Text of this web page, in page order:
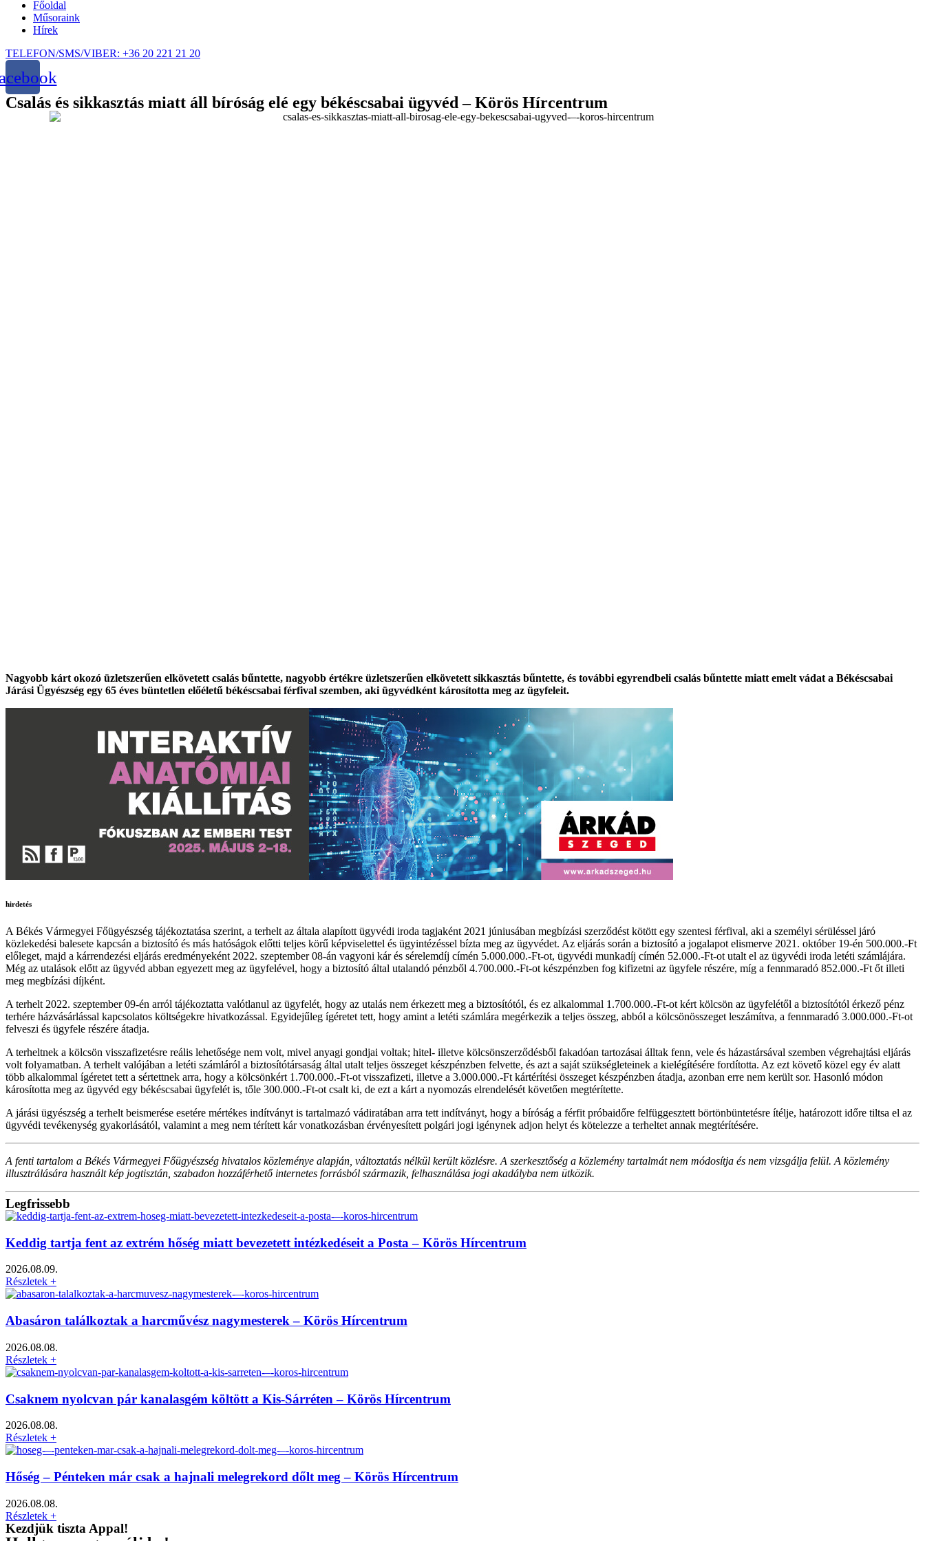
Főoldal
Műsoraink
Hírek
TELEFON/SMS/VIBER: +36 20 221 21 20
Csalás és sikkasztás miatt áll bíróság elé egy békéscsabai ügyvéd – Körös Hírcentrum
Nagyobb kárt okozó üzletszerűen elkövetett csalás bűntette, nagyobb értékre üzletszerűen elkövetett sikkasztás bűntette, és további egyrendbeli csalás bűntette miatt emelt vádat a Békéscsabai
Járási Ügyészség egy 65 éves büntetlen előéletű békéscsabai férfival szemben, aki ügyvédként károsította meg az ügyfeleit.
hirdetés
A Békés Vármegyei Főügyészség tájékoztatása szerint, a terhelt az általa alapított ügyvédi iroda tagjaként 2021 júniusában megbízási szerződést kötött egy szentesi férfival, aki a személyi sérüléssel járó
közlekedési balesete kapcsán a biztosító és más hatóságok előtti teljes körű képviselettel és ügyintézéssel bízta meg az ügyvédet. Az eljárás során a biztosító a jogalapot elismerve 2021. október 19-én 500.000.-Ft
előleget, majd a kárrendezési eljárás eredményeként 2022. szeptember 08-án vagyoni kár és sérelemdíj címén 5.000.000.-Ft-ot, ügyvédi munkadíj címén 52.000.-Ft-ot utalt el az ügyvédi iroda letéti számlájára.
Még az utalások előtt az ügyvéd abban egyezett meg az ügyfelével, hogy a biztosító által utalandó pénzből 4.700.000.-Ft-ot készpénzben fog kifizetni az ügyfele részére, míg a fennmaradó 852.000.-Ft őt illeti
meg megbízási díjként.
A terhelt 2022. szeptember 09-én arról tájékoztatta valótlanul az ügyfelét, hogy az utalás nem érkezett meg a biztosítótól, és ez alkalommal 1.700.000.-Ft-ot kért kölcsön az ügyfelétől a biztosítótól érkező pénz
terhére házvásárlással kapcsolatos költségekre hivatkozással. Egyidejűleg ígéretet tett, hogy amint a letéti számlára megérkezik a teljes összeg, abból a kölcsönösszeget leszámítva, a fennmaradó 3.000.000.-Ft-ot
felveszi és ügyfele részére átadja.
A terheltnek a kölcsön visszafizetésre reális lehetősége nem volt, mivel anyagi gondjai voltak; hitel- illetve kölcsönszerződésből fakadóan tartozásai álltak fenn, vele és házastársával szemben végrehajtási eljárás
volt folyamatban. A terhelt valójában a letéti számláról a biztosítótársaság által utalt teljes összeget készpénzben felvette, és azt a saját szükségleteinek a kielégítésére fordította. Az ezt követő közel egy év alatt
több alkalommal ígéretet tett a sértettnek arra, hogy a kölcsönkért 1.700.000.-Ft-ot visszafizeti, illetve a 3.000.000.-Ft kártérítési összeget készpénzben átadja, azonban erre nem került sor. Hasonló módon
károsította meg az ügyvéd egy békéscsabai ügyfelét is, tőle 300.000.-Ft-ot csalt ki, de ezt a kárt a nyomozás elrendelését követően megtérítette.
A járási ügyészség a terhelt beismerése esetére mértékes indítványt is tartalmazó vádiratában arra tett indítványt, hogy a bíróság a férfit próbaidőre felfüggesztett börtönbüntetésre ítélje, határozott időre tiltsa el az
ügyvédi tevékenység gyakorlásától, valamint a meg nem térített kár vonatkozásban érvényesített polgári jogi igénynek adjon helyt és kötelezze a terheltet annak megtérítésére.
A fenti tartalom a Békés Vármegyei Főügyészség hivatalos közleménye alapján, változtatás nélkül került közlésre. A szerkesztőség a közlemény tartalmát nem módosítja és nem vizsgálja felül. A közlemény
illusztrálására használt kép jogtisztán, szabadon hozzáférhető internetes forrásból származik, felhasználása jogi akadályba nem ütközik.
Legfrissebb
Keddig tartja fent az extrém hőség miatt bevezetett intézkedéseit a Posta – Körös Hírcentrum
2026.08.09.
Részletek +
Abasáron találkoztak a harcművész nagymesterek – Körös Hírcentrum
2026.08.08.
Részletek +
Csaknem nyolcvan pár kanalasgém költött a Kis-Sárréten – Körös Hírcentrum
2026.08.08.
Részletek +
Hőség – Pénteken már csak a hajnali melegrekord dőlt meg – Körös Hírcentrum
2026.08.08.
Részletek +
Kezdjük tiszta Appal!